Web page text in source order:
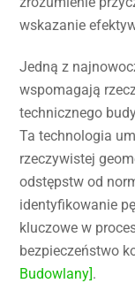
wskazanie
Jedną z
wspomagają
technicznego
Ta technologia
rzeczywistej
odstępstw od
identyfikowanie
kluczowe w
bezpieczeństwo
Budowlany].